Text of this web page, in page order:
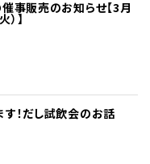
事販売のお知らせ【3月
】
！だし試飲会のお話